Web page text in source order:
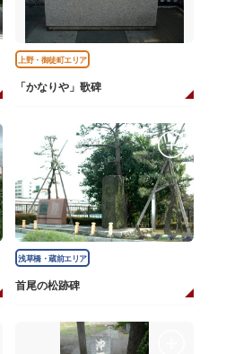
上野・御徒町エリア
「かなりや」歌碑
浅草橋・蔵前エリア
首尾の松跡碑